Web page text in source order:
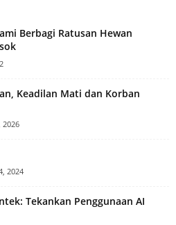
Berbagi Ratusan Hewan
Keadilan Mati dan Korban
2026
2024
Tekankan Penggunaan AI